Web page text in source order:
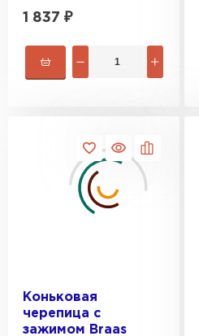
1 837 ₽
Коньковая
черепица с
зажимом Braas